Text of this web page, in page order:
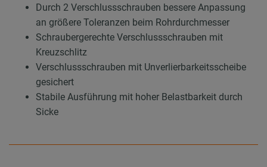
Durch 2 Verschlussschrauben bessere Anpassung
an größere Toleranzen beim Rohrdurchmesser
Schraubergerechte Verschlussschrauben mit
Kreuzschlitz
Verschlussschrauben mit Unverlierbarkeitsscheibe
gesichert
Stabile Ausführung mit hoher Belastbarkeit durch
Sicke